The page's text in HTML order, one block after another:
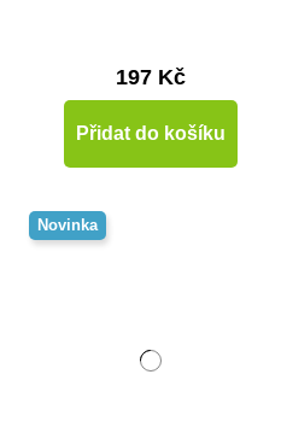
197 Kč
Přidat do košíku
Novinka